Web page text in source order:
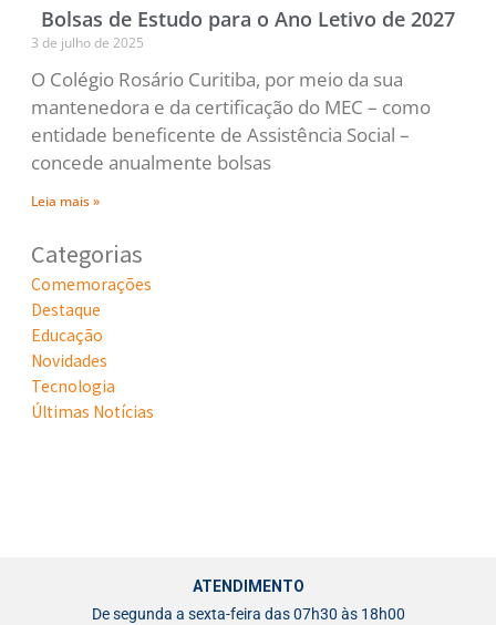
Bolsas de Estudo para o Ano Letivo de 2027
3 de julho de 2025
O Colégio Rosário Curitiba, por meio da sua
mantenedora e da certificação do MEC – como
entidade beneficente de Assistência Social –
concede anualmente bolsas
Leia mais »
Categorias
Comemorações
Destaque
Educação
Novidades
Tecnologia
Últimas Notícias
ATENDIMENTO
De segunda a sexta-feira das 07h30 às 18h00